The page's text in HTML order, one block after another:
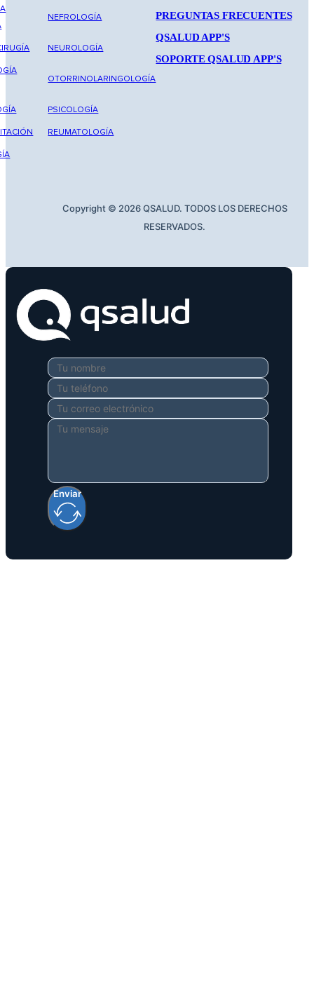
NEFROLOGÍA
NEUROLOGÍA
OTORRINOLARINGOLOGÍA
PSICOLOGÍA
REUMATOLOGÍA
PREGUNTAS FRECUENTES
QSALUD APP'S
SOPORTE QSALUD APP'S
Copyright © 2026 QSALUD. TODOS LOS DERECHOS
RESERVADOS.
Enviar